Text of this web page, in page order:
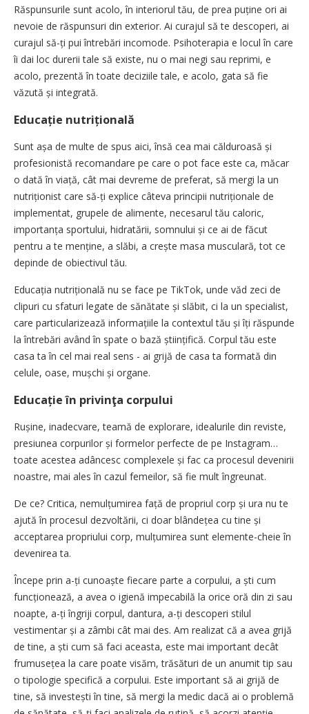
Răspunsurile sunt acolo, în interiorul tău, de prea puține ori ai
nevoie de răspunsuri din exterior. Ai curajul să te descoperi, ai
curajul să-ți pui întrebări incomode. Psihoterapia e locul în care
îi dai loc durerii tale să existe, nu o mai negi sau reprimi, e
acolo, prezentă în toate deciziile tale, e acolo, gata să fie
văzută și integrată.
Educație nutrițională
Sunt așa de multe de spus aici, însă cea mai călduroasă și
profesionistă recomandare pe care o pot face este ca, măcar
o dată în viață, cât mai devreme de preferat, să mergi la un
nutriționist care să-ți explice câteva principii nutriționale de
implementat, grupele de alimente, necesarul tău caloric,
importanța sportului, hidratării, somnului și ce ai de făcut
pentru a te menține, a slăbi, a crește masa musculară, tot ce
depinde de obiectivul tău.
Educația nutrițională nu se face pe TikTok, unde văd zeci de
clipuri cu sfaturi legate de sănătate și slăbit, ci la un specialist,
care particularizează informațiile la contextul tău și îți răspunde
la întrebări având în spate o bază științifică. Corpul tău este
casa ta în cel mai real sens - ai grijă de casa ta formată din
celule, oase, mușchi și organe.
Educație în privinţa corpului
Rușine, inadecvare, teamă de explorare, idealurile din reviste,
presiunea corpurilor și formelor perfecte de pe Instagram…
toate acestea adâncesc complexele și fac ca procesul devenirii
noastre, mai ales în cazul femeilor, să fie mult îngreunat.
De ce? Critica, nemulțumirea față de propriul corp și ura nu te
ajută în procesul dezvoltării, ci doar blândețea cu tine și
acceptarea propriului corp, mulțumirea sunt elemente-cheie în
devenirea ta.
Începe prin a-ți cunoaște fiecare parte a corpului, a ști cum
funcționează, a avea o igienă impecabilă la orice oră din zi sau
noapte, a-ți îngriji corpul, dantura, a-ți descoperi stilul
vestimentar și a zâmbi cât mai des. Am realizat că a avea grijă
de tine, a ști cum să faci aceasta, este mai important decât
frumusețea la care poate visăm, trăsături de un anumit tip sau
o tipologie specifică a corpului. Este important să ai grijă de
tine, să investești în tine, să mergi la medic dacă ai o problemă